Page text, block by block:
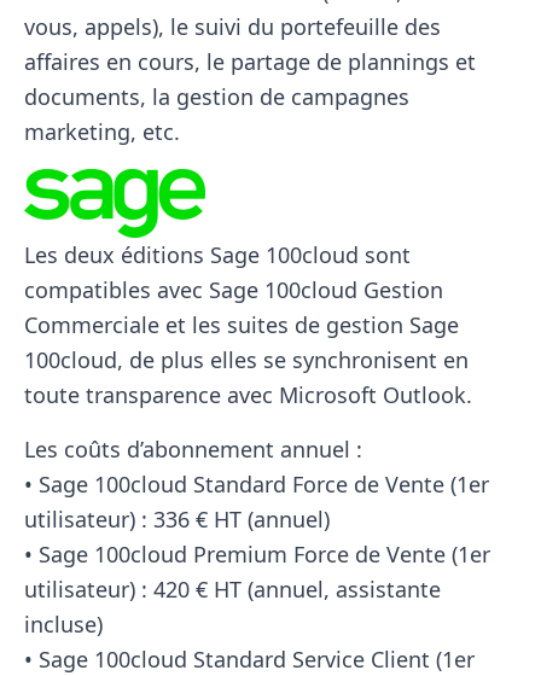
vous, appels), le suivi du portefeuille des
affaires en cours, le partage de plannings et
documents, la gestion de campagnes
marketing, etc.
Les deux éditions Sage 100cloud sont
compatibles avec Sage 100cloud Gestion
Commerciale et les suites de gestion Sage
100cloud, de plus elles se synchronisent en
toute transparence avec Microsoft Outlook.
Les coûts d’abonnement annuel :
• Sage 100cloud Standard Force de Vente (1er
utilisateur) : 336 € HT (annuel)
• Sage 100cloud Premium Force de Vente (1er
utilisateur) : 420 € HT (annuel, assistante
incluse)
• Sage 100cloud Standard Service Client (1er